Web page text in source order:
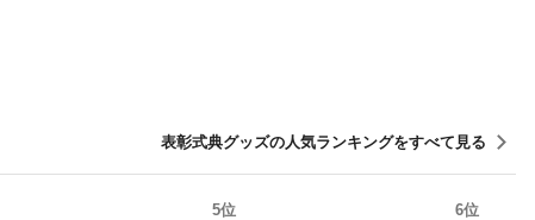
表彰式典グッズの人気ランキングをすべて見る
5位 6位